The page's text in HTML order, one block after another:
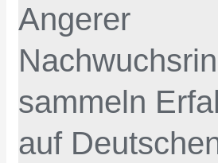
Angerer
sammeln
auf
Erfahrungen
auf
Deutschen
Meisterschaften